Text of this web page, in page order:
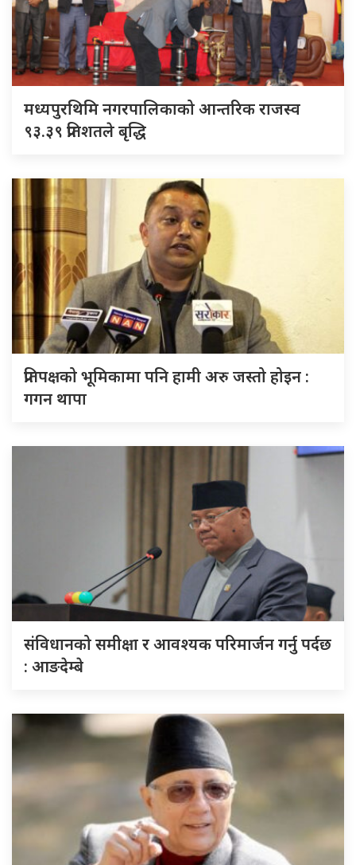
मध्यपुरथिमि नगरपालिकाको आन्तरिक राजस्व
९३.३९ प्रतिशतले बृद्धि
प्रतिपक्षको भूमिकामा पनि हामी अरु जस्तो होइन :
गगन थापा
संविधानको समीक्षा र आवश्यक परिमार्जन गर्नु पर्दछ
: आङदेम्बे